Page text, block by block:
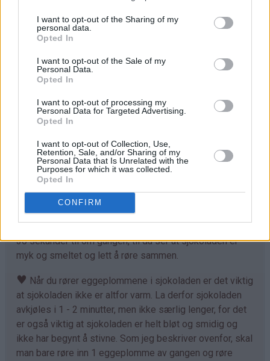
I want to opt-out of the Sharing of my
personal data.
Opted In
I want to opt-out of the Sale of my
Personal Data.
Opted In
I want to opt-out of processing my
Personal Data for Targeted Advertising.
Opted In
I want to opt-out of Collection, Use,
Retention, Sale, and/or Sharing of my
Personal Data that Is Unrelated with the
Purposes for which it was collected.
Opted In
CONFIRM
dampen. Ha sjokoladebitene i bollen og la dette ligge i
bollen over dampen til sjokoladen er så bløt at den kan
røres sammen.
Smelte sjokolade i kjele: Det kan være lurt å
smelte sjokoladen sammen med et par spiseskjeer
kremfløte, for da blir den ikke så tykk og blander seg
lettere med eggeplommene. Bruk en liten kjele og varme
først opp bare 2 ss av kremfløten. Ha så sjokoladen
oppdelt i biter i kjelen. Husk svak varme for at
sjokoladen ikke skal korne seg. Ikke rør for mye i
sjokoladen før du ser at den er myk og smeltet.
Smelte sjokolade i mikrobølgeovn:
også smeltes i mikrobølgeovnen. Jeg har da
sjokoladebitene i en skål og varmer først 1 minutt, rører
30 sekunder til om gangen, til du ser at sjokoladen er
myk og smeltet og lett å røre sammen.
♥ Når du rører eggeplommene i sjokoladen er det viktig
at sjokoladen ikke er altfor varm. La derfor sjokoladen
avkjøles i 1 - 2 minutter, men ikke særlig lenger, for det
er også viktig at sjokoladen er helt bløt og smidig og
ikke har begynt å stivne. Som jeg beskriver ovenfor, skal
man bare røre inn 1 eggeplomme av gangen og røre